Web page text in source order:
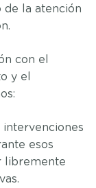
la atención
con el
y el
esos
libremente